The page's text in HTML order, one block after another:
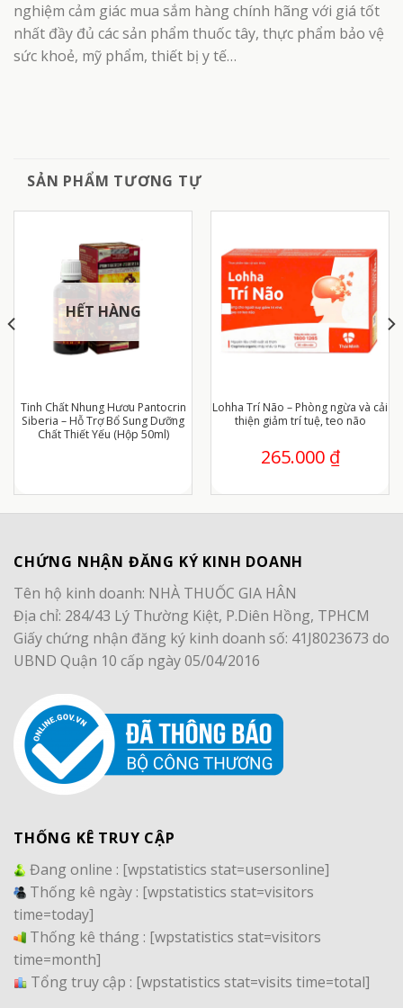
nghiệm cảm giác mua sắm hàng chính hãng với giá tốt
nhất đầy đủ các sản phẩm thuốc tây, thực phẩm bảo vệ
sức khoẻ, mỹ phẩm, thiết bị y tế…
SẢN PHẨM TƯƠNG TỰ
HẾT HÀNG
Tinh Chất Nhung Hươu Pantocrin
Siberia – Hỗ Trợ Bổ Sung Dưỡng
Chất Thiết Yếu (Hộp 50ml)
Lohha Trí Não – Phòng ngừa và cải
thiện giảm trí tuệ, teo não
265.000 ₫
CHỨNG NHẬN ĐĂNG KÝ KINH DOANH
Tên hộ kinh doanh: NHÀ THUỐC GIA HÂN
Địa chỉ: 284/43 Lý Thường Kiệt, P.Diên Hồng, TPHCM
Giấy chứng nhận đăng ký kinh doanh số: 41J8023673 do
UBND Quận 10 cấp ngày 05/04/2016
THỐNG KÊ TRUY CẬP
Đang online : [wpstatistics stat=usersonline]
Thống kê ngày : [wpstatistics stat=visitors
time=today]
Thống kê tháng : [wpstatistics stat=visitors
time=month]
Tổng truy cập : [wpstatistics stat=visits time=total]